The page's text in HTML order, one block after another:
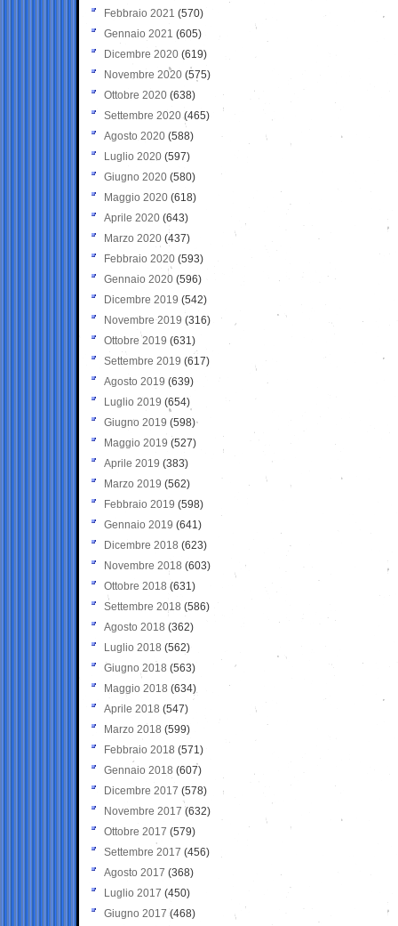
Febbraio 2021 (570)
Gennaio 2021 (605)
Dicembre 2020 (619)
Novembre 2020 (575)
Ottobre 2020 (638)
Settembre 2020(465)
Agosto 2020 (588)
Luglio 2020 (597)
Giugno 2020 (580)
Maggio 2020 (618)
Aprile 2020 (643)
Marzo 2020 (437)
Febbraio 2020 (593)
Gennaio 2020 (596)
Dicembre 2019 (542)
Novembre 2019 (316)
Ottobre 2019 (631)
Settembre 2019 (617)
Agosto 2019 (639)
Luglio 2019 (654)
Giugno 2019 (598)
Maggio 2019 (527)
Aprile 2019 (383)
Marzo 2019 (562)
Febbraio 2019 (598)
Gennaio 2019 (641)
Dicembre 2018 (623)
Novembre 2018 (603)
Ottobre 2018 (631)
Settembre 2018 (586)
Agosto 2018 (362)
Luglio 2018 (562)
Giugno 2018 (563)
Maggio 2018 (634)
Aprile 2018 (547)
Marzo 2018 (599)
Febbraio 2018 (571)
Gennaio 2018 (607)
Dicembre 2017 (578)
Novembre 2017 (632)
Ottobre 2017 (579)
Settembre 2017 (456)
Agosto 2017 (368)
Luglio 2017 (450)
Giugno 2017 (468)